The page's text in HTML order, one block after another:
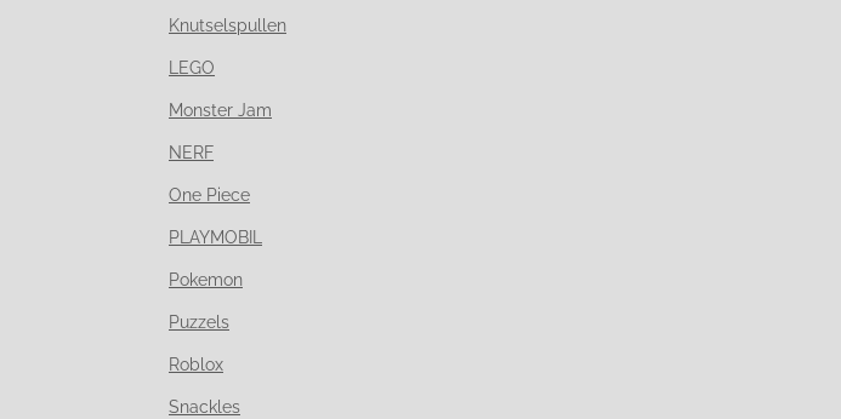
Knutselspullen
LEGO
Monster Jam
NERF
One Piece
PLAYMOBIL
Pokemon
Puzzels
Roblox
Snackles